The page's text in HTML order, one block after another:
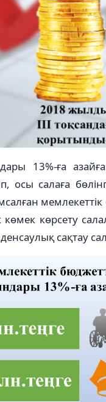
13%-ға
осы салаға
көмек көрсету
сақтау